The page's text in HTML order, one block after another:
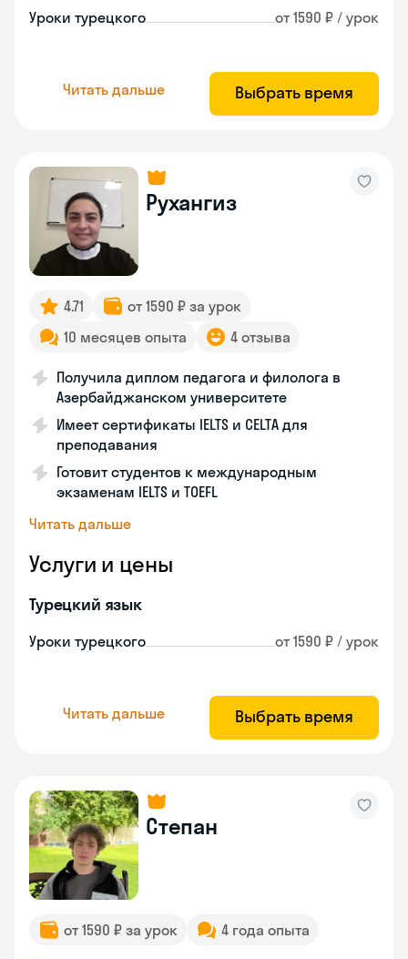
Уроки турецкого от 1590 ₽ / урок
Читать дальше Выбрать время
Рухангиз
4.71
от 1590 ₽ за урок
10 месяцев опыта
4 отзыва
Получила диплом педагога и филолога в
Азербайджанском университете
Имеет сертификаты IELTS и CELTA для
преподавания
Готовит студентов к международным
экзаменам IELTS и TOEFL
Читать дальше
Услуги и цены
Турецкий язык
Уроки турецкого от 1590 ₽ / урок
Читать дальше Выбрать время
Степан
от 1590 ₽ за урок 4 года опыта